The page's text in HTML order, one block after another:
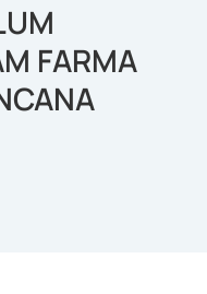
FARMA